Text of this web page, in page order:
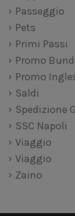
Passeggio
Pets
Primi Passi
Promo
Promo
Saldi
Spedizione
SSC Napoli
Viaggio
Viaggio
Zaino